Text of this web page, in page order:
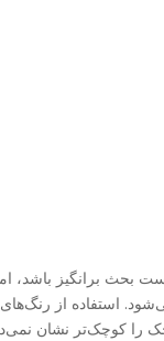
بحث برانگیز باشد،
استفاده از
کوچک‌تر نشان